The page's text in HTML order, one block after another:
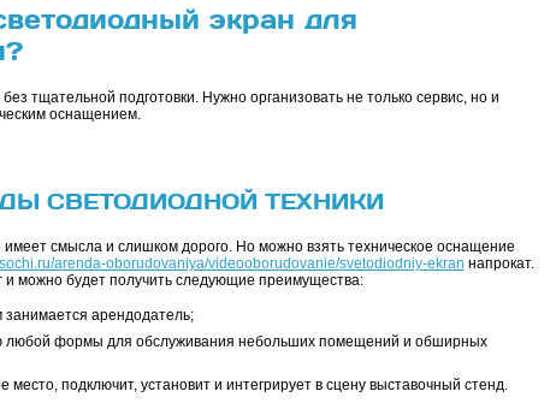
экран для
тщательной подготовки. Нужно организовать не только сервис, но и
оснащением.
СВЕТОДИОДНОЙ ТЕХНИКИ
имеет смысла и слишком дорого. Но можно взять техническое оснащение
arenda-oborudovaniya/videooborudovanie/svetodiodniy-ekran напрокат.
и можно будет получить следующие преимущества:
арендодатель;
любой формы для обслуживания небольших помещений и обширных
подключит, установит и интегрирует в сцену выставочный стенд.